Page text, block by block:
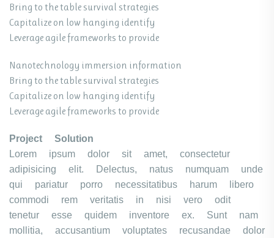
Bring to the table survival strategies
Capitalize on low hanging identify
Leverage agile frameworks to provide
Nanotechnology immersion information
Bring to the table survival strategies
Capitalize on low hanging identify
Leverage agile frameworks to provide
Project Solution
Lorem ipsum dolor sit amet, consectetur
adipisicing elit. Delectus, natus numquam unde
qui pariatur porro necessitatibus harum libero
commodi rem veritatis in nisi vero odit
tenetur esse quidem inventore ex. Sunt nam
mollitia, accusantium voluptates recusandae dolor